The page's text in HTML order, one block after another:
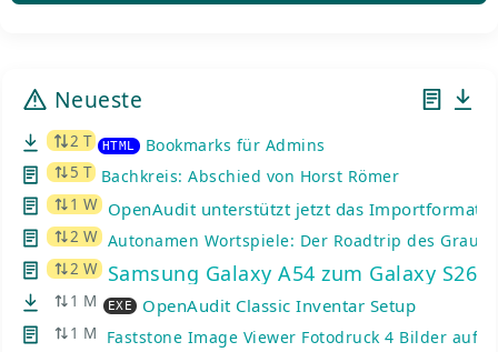
Neueste
2 T HTML Bookmarks für Admins
5 T Bachkreis: Abschied von Horst Römer
1 W OpenAudit unterstützt jetzt das Importformat
2 W Autonamen Wortspiele: Der Roadtrip des
2 W Samsung Galaxy A54 zum Galaxy
1 M EXE OpenAudit Classic Inventar Setup
1 M Faststone Image Viewer Fotodruck 4 Bilder auf